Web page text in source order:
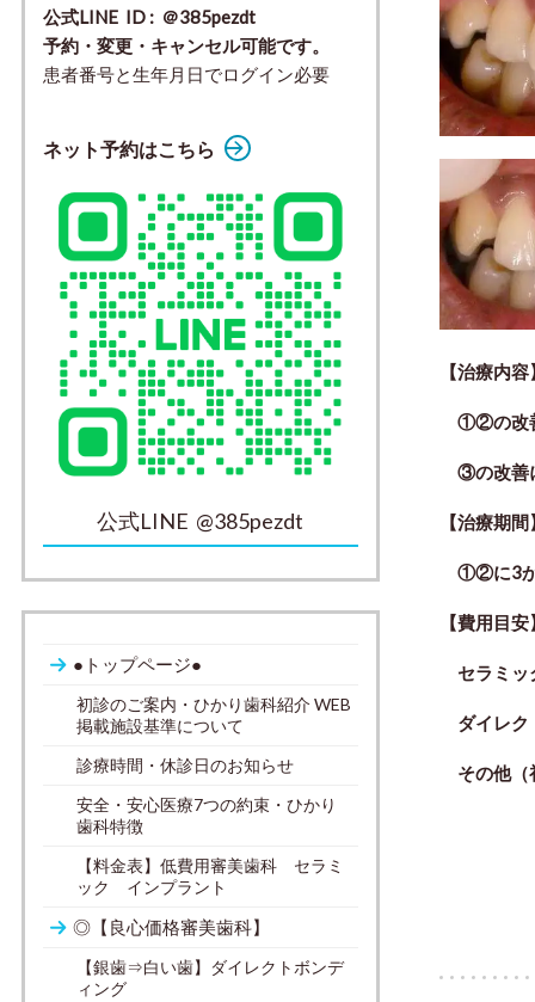
【治療内容
①②の改
③の改善
【治療期間
①②に3
【費用目安
セラ
ダイレ
その他
公式LINE ID : ＠385pezdt
予約・変更・キャンセル可能です。
患者番号と生年月日でログイン必要
ネット予約はこちら
公式LINE @385pezdt
●トップページ●
初診のご案内・ひかり歯科紹介 WEB
掲載施設基準について
診療時間・休診日のお知らせ
安全・安心医療7つの約束・ひかり
歯科特徴
【料金表】低費用審美歯科 セラミ
ック インプラント
◎【良心価格審美歯科】
【銀歯⇒白い歯】ダイレクトボンデ
ィング